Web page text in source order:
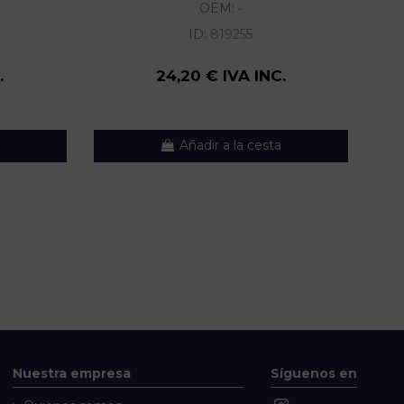
OEM: -
ID: 819255
24,20 € IVA INC.
Añadir a la cesta
Nuestra empresa Síguenos en